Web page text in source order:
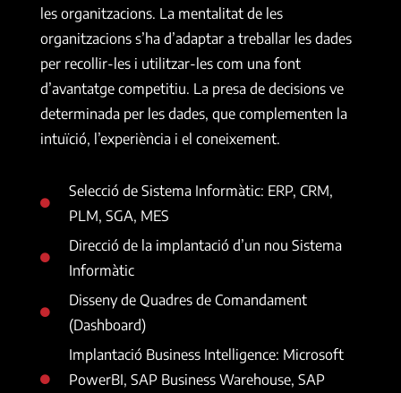
les organitzacions. La mentalitat de les
organitzacions s’ha d’adaptar a treballar les dades
per recollir-les i utilitzar-les com una font
d’avantatge competitiu. La presa de decisions ve
determinada per les dades, que complementen la
intuïció, l’experiència i el coneixement.
Selecció de Sistema Informàtic: ERP, CRM,
PLM, SGA, MES
Direcció de la implantació d’un nou Sistema
Informàtic
Disseny de Quadres de Comandament
(Dashboard)
Implantació Business Intelligence: Microsoft
PowerBI, SAP Business Warehouse, SAP